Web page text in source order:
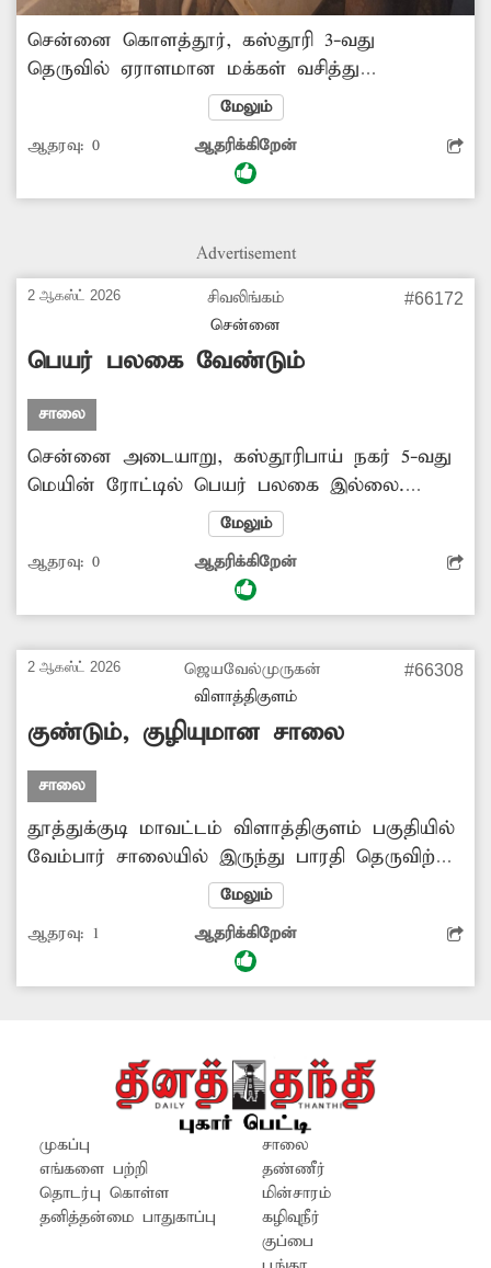
சென்னை கொளத்தூர், கஸ்தூரி 3-வது
தெருவில் ஏராளமான மக்கள் வசித்து
வருகின்றனர். இந்த தெருவில் உள்ள
மின்பெட்டி ஒன்று மிகவும் ஆபத்தான வகையில்
உள்ளது. அதன் கதவுகள் உடைந்து
காணப்படுகிறது. இதனால் சாலையில் செல்லும்
செல்கின்றனர். சம்பந்தப்பட்ட மின்வாரிய
எடுக்கவேண்டும்.
மேலும்
ஆதரவு: 0 ஆதரிக்கிறேன்
Advertisement
2 ஆகஸ்ட் 2026
சிவலிங்கம்
சென்னை
#66172
பெயர் பலகை வேண்டும்
சாலை
சென்னை அடையாறு, கஸ்தூரிபாய் நகர் 5-வது
மெயின் ரோட்டில் பெயர் பலகை இல்லை.
இதனால் இங்குவரும் தபால் ஊரியர்கள்,
டெலிவரி ஊழியர்கள் வழி தெரியாமல் குழம்பி
போகின்றனர். எனவே சம்பந்த்ப்பட்ட மாநகராட்சி
அதிகாரிகள் விரைந்து நடவடிக்கை எடுத்து
மக்கள் கோரிக்கை வைக்கின்றனர்.
மேலும்
ஆதரவு: 0 ஆதரிக்கிறேன்
2 ஆகஸ்ட் 2026
ஜெயவேல்முருகன்
விளாத்திகுளம்
#66308
குண்டும், குழியுமான சாலை
சாலை
தூத்துக்குடி மாவட்டம் விளாத்திகுளம் பகுதியில்
வேம்பார் சாலையில் இருந்து பாரதி தெருவிற்கு
செல்லும் ரோடு குண்டும் குழியுமாக மிகவும்
மோசமாக உள்ளது. பலமுறை மனு கொடுத்தும்
பேரூராட்சி நிர்வாகம் கண்டுகொள்ளவில்லை.
உடனே இந்த சாலையை சீரமைக்க
மேலும்
ஆதரவு: 1 ஆதரிக்கிறேன்
முகப்பு
எங்களை பற்றி
தொடர்பு கொள்ள
தனித்தன்மை பாதுகாப்பு
சாலை
தண்ணீர்
மின்சாரம்
கழிவுநீர்
குப்பை